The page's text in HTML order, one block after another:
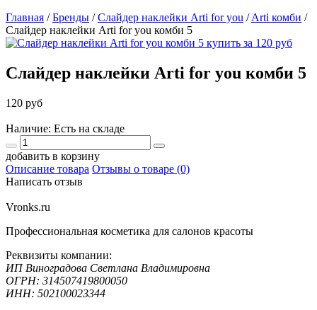
Главная /Бренды /Слайдер наклейки Arti for you /Arti комби /
Слайдер наклейки Arti for you комби 5
Слайдер наклейки Arti for you комби 5
120 руб
Наличие: Есть на складе
добавить в корзину
Описание товара Отзывы о товаре (0)
Написать отзыв
Vronks.ru
Профессиональная косметика для салонов красоты
Реквизиты компании:
ИП Виноградова Светлана Владимировна
ОГРН: 314507419800050
ИНН: 502100023344